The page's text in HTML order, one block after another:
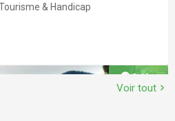
& Handicap
explore3.4 km
Voir tout chevron_right